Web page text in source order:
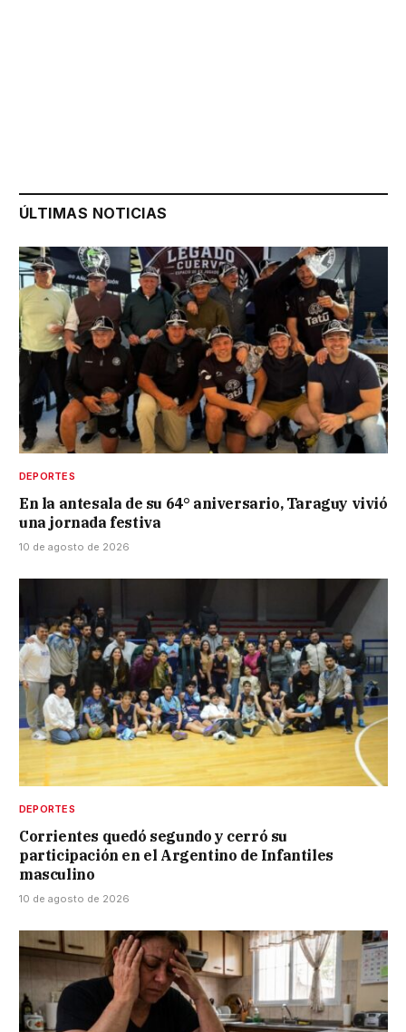
ÚLTIMAS NOTICIAS
DEPORTES
En la antesala de su 64° aniversario, Taraguy vivió
una jornada festiva
10 de agosto de 2026
DEPORTES
Corrientes quedó segundo y cerró su
participación en el Argentino de Infantiles
masculino
10 de agosto de 2026